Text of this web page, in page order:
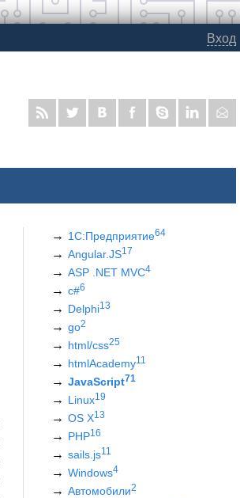
Вход
1С:Предприятие64
Angular.JS17
ASP .NET MVC4
c#6
Delphi13
go2
html/css25
htmlAcademy11
JavaScript71
Linux19
OS X13
PHP16
sails.js11
Windows4
Автомобили2